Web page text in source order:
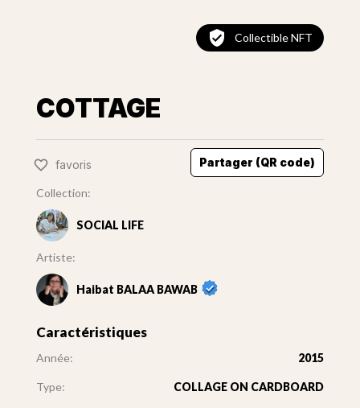
Collectible NFT
COTTAGE
favoris Partager (QR code)
Collection:
SOCIAL LIFE
Artiste:
Haibat BALAA BAWAB
Caractéristiques
Année: 2015
Type: COLLAGE ON CARDBOARD